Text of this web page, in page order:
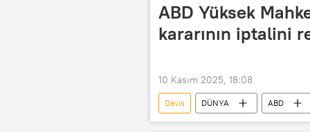
ABD Yüksek
kararının iptalini
10 Kasım 2025, 18:08
Davis DÜNYA ABD
Kentucky
Yüksek Mahkeme